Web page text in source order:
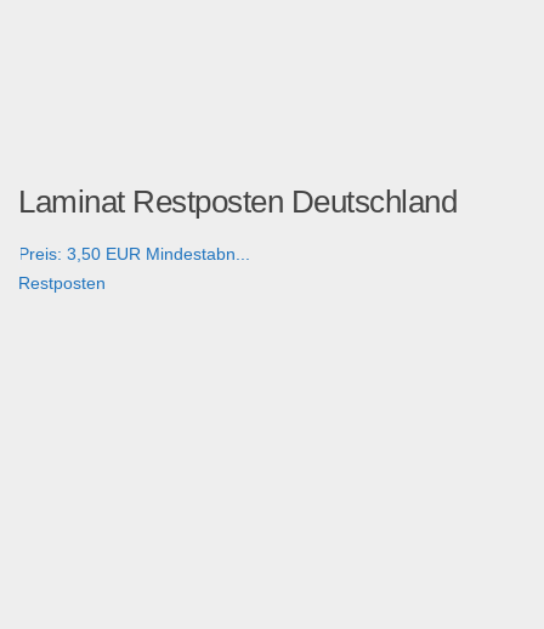
Laminat Restposten Deutschland
Preis: 3,50 EUR Mindestabn...
Restposten